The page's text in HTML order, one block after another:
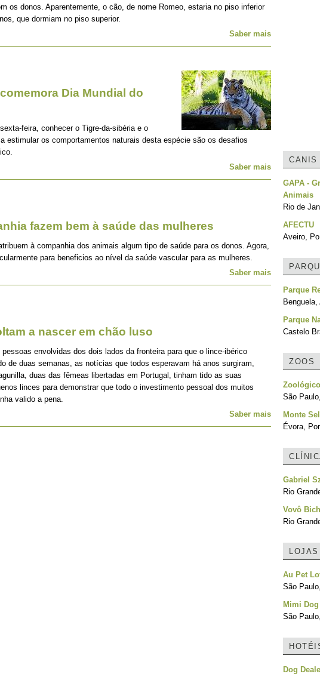
os donos. Aparentemente, o cão, de nome Romeo, estaria no piso inferior
que dormiam no piso superior.
Saber mais
Dia Mundial do
feira, conhecer o Tigre-da-sibéria e o
estimular os comportamentos naturais desta espécie são os desafios
Saber mais
fazem bem à saúde das mulheres
à companhia dos animais algum tipo de saúde para os donos. Agora,
para beneficios ao nível da saúde vascular para as mulheres.
Saber mais
a nascer em chão luso
envolvidas dos dois lados da fronteira para que o lince-ibérico
de duas semanas, as notícias que todos esperavam há anos surgiram,
duas das fêmeas libertadas em Portugal, tinham tido as suas
linces para demonstrar que todo o investimento pessoal dos muitos
valido a pena.
Saber mais
CANIS
GAPA -
Animais
Rio de
AFECTU
Aveiro,
Parque
Benguela,
Parque
Castelo
ZOOS
São
Monte
Évora,
Gabriel
Rio
Vovô
Rio
LOJAS
Au Pet
São
Mimi
São
Dog